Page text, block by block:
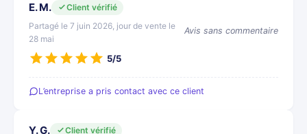
E. M.
Client vérifié
Partagé le 7 juin 2026, jour de vente le
28 mai
Avis sans commentaire
5/5
L’entreprise a pris contact avec ce client
Y. G.
Client vérifié